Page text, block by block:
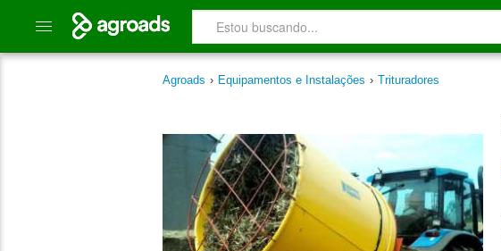
Agroads › Equipamentos e Instalações › Trituradores